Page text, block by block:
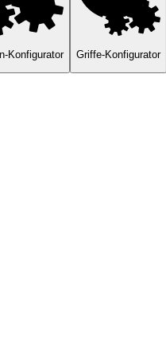
Konfigurator Griffe-Konfigurator